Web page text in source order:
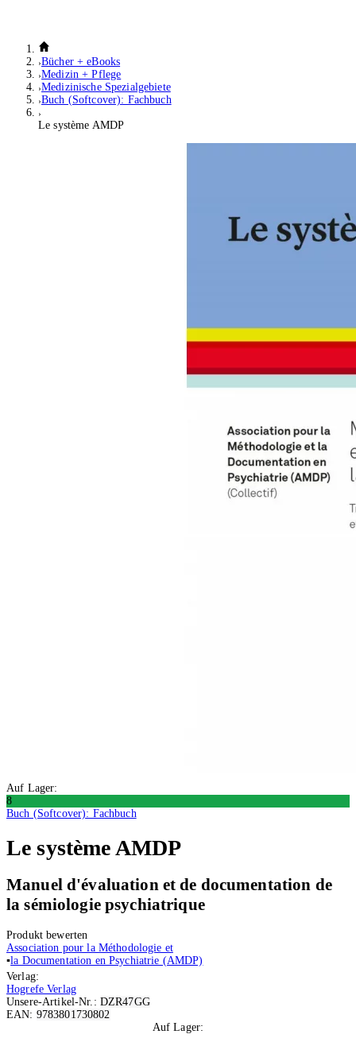
Bücher + eBooks
Medizin + Pflege
Medizinische Spezialgebiete
Buch (Softcover): Fachbuch
Le système AMDP
Auf Lager:
8
Buch (Softcover): Fachbuch
Le système AMDP
Manuel d'évaluation et de documentation de
la sémiologie psychiatrique
Produkt bewerten
Association pour la Méthodologie et
▪la Documentation en Psychiatrie (AMDP)
Verlag:
Hogrefe Verlag
Unsere-Artikel-Nr.: DZR47GG
EAN: 9783801730802
Auf Lager: